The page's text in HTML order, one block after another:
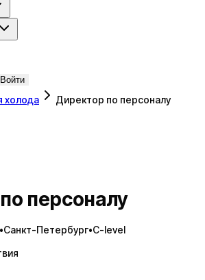
Войти
холода Директор по персоналу
персоналу
•Санкт-Петербург•C-level